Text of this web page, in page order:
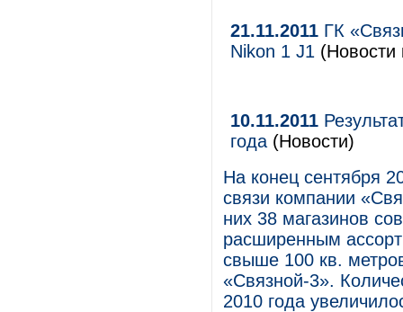
21.11.2011 ГК
Nikon 1 J1 (Новости
10.11.2011
года (Новости)
На конец сентября
связи компании
них 38 магазинов
расширенным
свыше 100 кв.
«Связной-3».
2010 года